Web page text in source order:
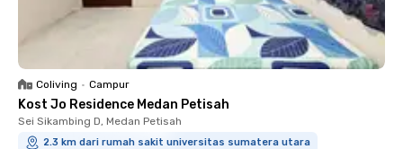
Coliving • Campur
Kost Jo Residence Medan Petisah
Sei Sikambing D, Medan Petisah
2.3 km dari rumah sakit universitas sumatera utara